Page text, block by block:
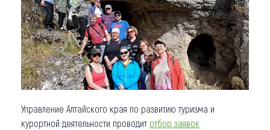
Коллекция впечатлений
Другие рубрики
Управление Алтайского края по развитию туризма и
курортной деятельности проводит отбор заявок